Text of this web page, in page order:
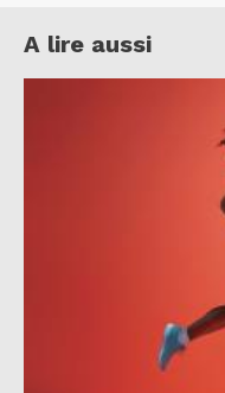
A lire aussi